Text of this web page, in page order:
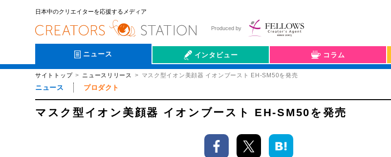
日本中のクリエイターを応援するメディア
Produced by
ニュース インタビュー
会社伝
コラム
サイトトップ ニュースリリース マスク型イオン美顔器 イオンブースト EH-SM50を発売
ニュース プロダクト
マスク型イオン美顔器 イオンブースト EH-SM50を発売